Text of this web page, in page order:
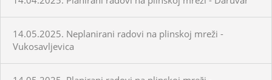
14.05.2025. Neplanirani radovi na plinskoj mreži -
Vukosavljevica